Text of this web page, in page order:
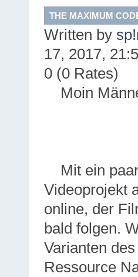
THE MAXIMUM
Written by
17, 2017,
0 (0 Rates)
Moin
Mit ein
Videoprojekt
online, der
bald folgen.
Varianten
Ressource